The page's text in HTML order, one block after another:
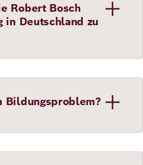
Robert Bosch
in Deutschland zu
Bildungsproblem?